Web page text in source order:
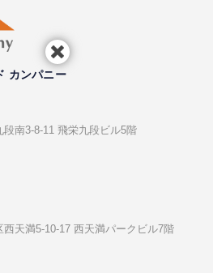
カンパニー
南3-8-11 飛栄九段ビル5階
天満5-10-17 ⻄天満パークビル7階